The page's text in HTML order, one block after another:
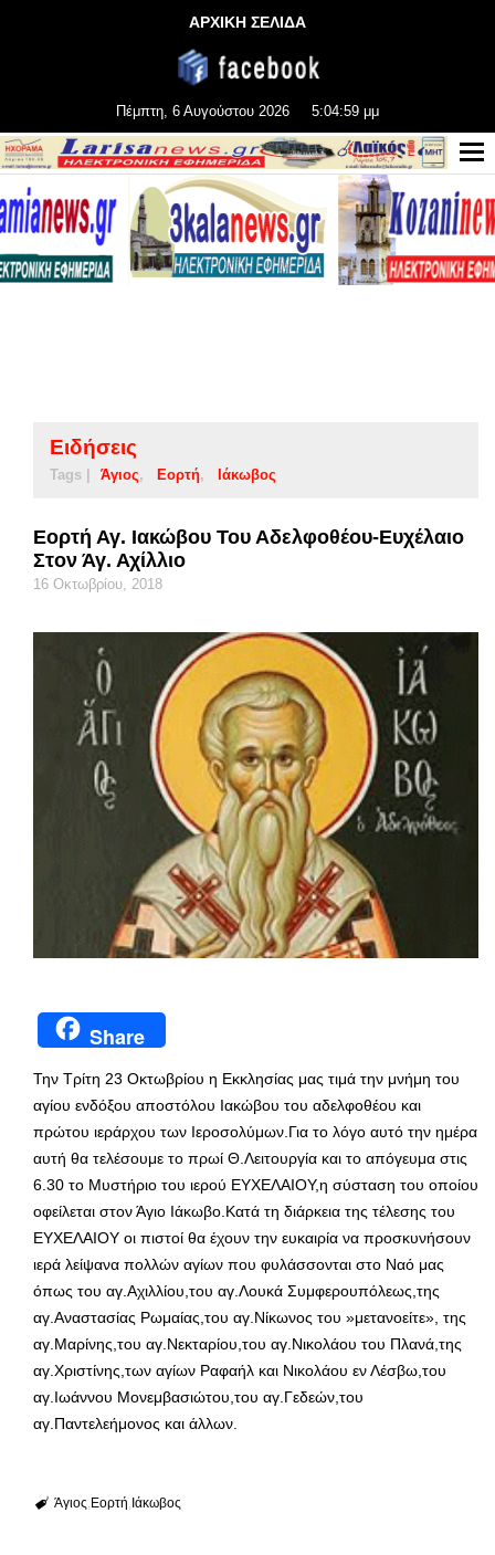
ΑΡΧΙΚΗ ΣΕΛΙΔΑ
Πέμπτη, 6 Αυγούστου 2026 5:04:59 μμ
Ειδήσεις
Tags | Άγιος Εορτή Ιάκωβος
Εορτή Αγ. Ιακώβου Του Αδελφοθέου-Ευχέλαιο
Στον Άγ. Αχίλλιο
16 Οκτωβρίου, 2018
Share
Την Τρίτη 23 Οκτωβρίου η Εκκλησίας μας τιμά την μνήμη του
αγίου ενδόξου αποστόλου Ιακώβου του αδελφοθέου και
πρώτου ιεράρχου των Ιεροσολύμων.Για το λόγο αυτό την ημέρα
αυτή θα τελέσουμε το πρωί Θ.Λειτουργία και το απόγευμα στις
6.30 το Μυστήριο του ιερού ΕΥΧΕΛΑΙΟΥ,η σύσταση του οποίου
οφείλεται στον Άγιο Ιάκωβο.Κατά τη διάρκεια της τέλεσης του
ΕΥΧΕΛΑΙΟΥ οι πιστοί θα έχουν την ευκαιρία να προσκυνήσουν
ιερά λείψανα πολλών αγίων που φυλάσσονται στο Ναό μας
όπως του αγ.Αχιλλίου,του αγ.Λουκά Συμφερουπόλεως,της
αγ.Αναστασίας Ρωμαίας,του αγ.Νίκωνος του »μετανοείτε», της
αγ.Μαρίνης,του αγ.Νεκταρίου,του αγ.Νικολάου του Πλανά,της
αγ.Χριστίνης,των αγίων Ραφαήλ και Νικολάου εν Λέσβω,του
αγ.Ιωάννου Μονεμβασιώτου,του αγ.Γεδεών,του
αγ.Παντελεήμονος και άλλων.
Άγιος Εορτή Ιάκωβος